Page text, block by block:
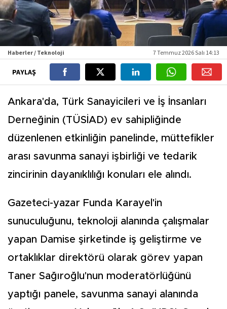
Haberler / Teknoloji 7 Temmuz 2026 Salı 14:13
PAYLAŞ
Ankara'da, Türk Sanayicileri ve İş İnsanları
Derneğinin (TÜSİAD) ev sahipliğinde
düzenlenen etkinliğin panelinde, müttefikler
arası savunma sanayi işbirliği ve tedarik
zincirinin dayanıklılığı konuları ele alındı.
Gazeteci-yazar Funda Karayel'in
sunuculuğunu, teknoloji alanında çalışmalar
yapan Damise şirketinde iş geliştirme ve
ortaklıklar direktörü olarak görev yapan
Taner Sağıroğlu'nun moderatörlüğünü
yaptığı panele, savunma sanayi alanında